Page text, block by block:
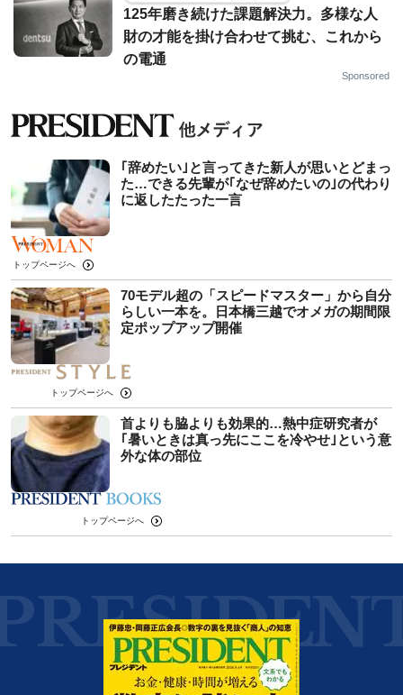
125年磨き続けた課題解決力。多様な人
財の才能を掛け合わせて挑む、これから
の電通
Sponsored
｢辞めたい｣と言ってきた新人が思いとどまっ
た…できる先輩が｢なぜ辞めたいの｣の代わり
に返したたった一言
トップページへ
70モデル超の「スピードマスター」から自分
らしい一本を。日本橋三越でオメガの期間限
定ポップアップ開催
トップページへ
首よりも脇よりも効果的…熱中症研究者が
｢暑いときは真っ先にここを冷やせ｣という意
外な体の部位
トップページへ